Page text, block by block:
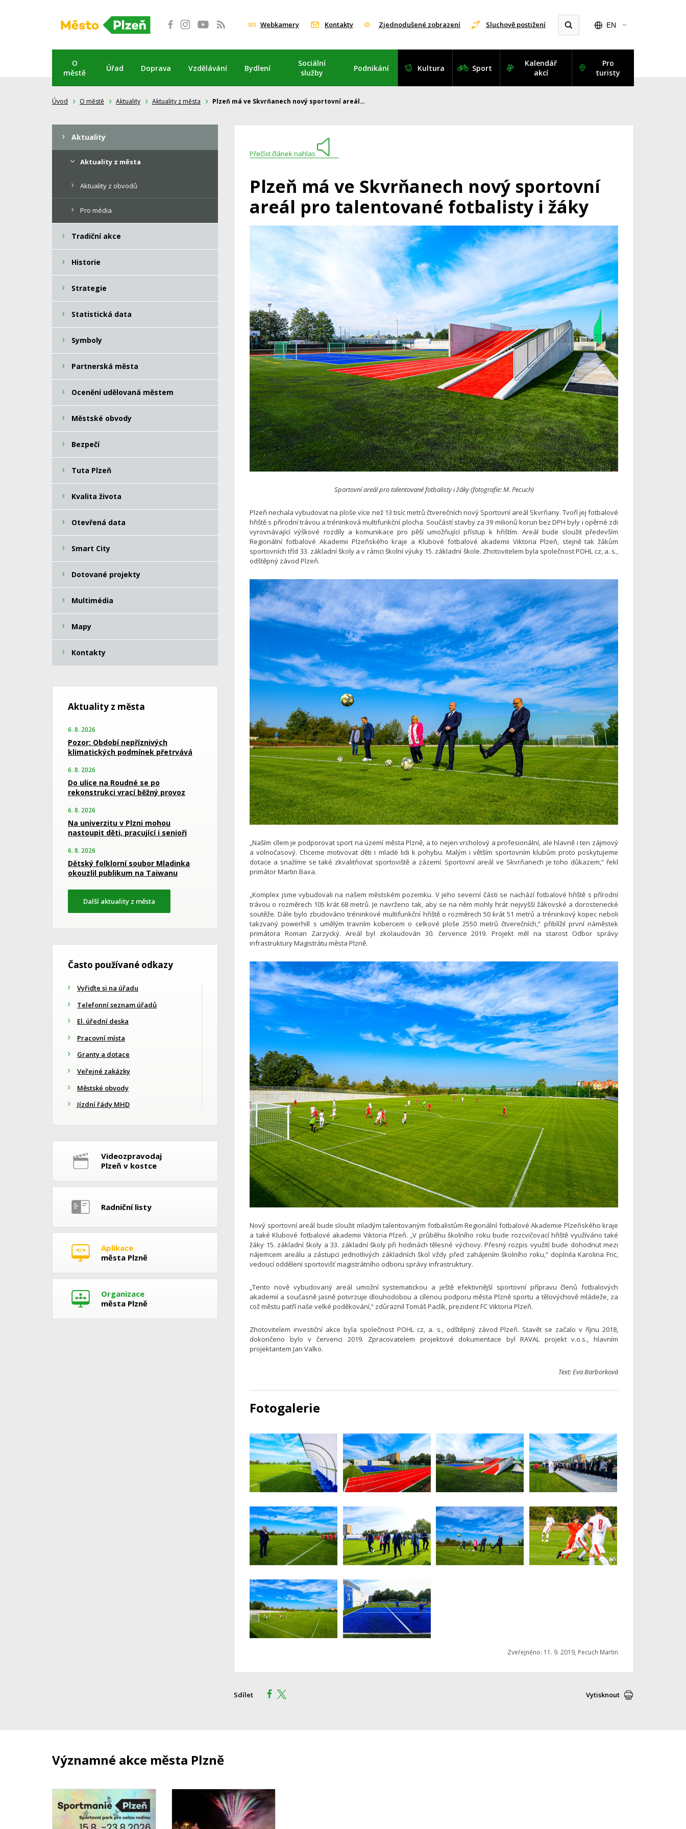
Webkamery Kontakty Zjednodušené zobrazení Sluchově postižení EN
O
městě
Úřad Doprava Vzdělávání Bydlení
Sociální
služby
Podnikání Kultura Sport
Kalendář
akcí
Pro
turisty
Úvod O městě Aktuality Aktuality z města Plzeň má ve Skvrňanech nový sportovní areál…
Přečíst článek nahlas
Plzeň má ve Skvrňanech nový sportovní
areál pro talentované fotbalisty i žáky
Sportovní areál pro talentované fotbalisty i žáky (fotografie: M. Pecuch)
Plzeň nechala vybudovat na ploše více než 13 tisíc metrů čtverečních nový Sportovní areál Skvrňany. Tvoří jej fotbalové
hřiště s přírodní trávou a tréninková multifunkční plocha. Součástí stavby za 39 milionů korun bez DPH byly i opěrné zdi
vyrovnávající výškové rozdíly a komunikace pro pěší umožňující přístup k hřištím. Areál bude sloužit především
Regionální fotbalové Akademii Plzeňského kraje a Klubové fotbalové akademii Viktoria Plzeň, stejně tak žákům
sportovních tříd 33. základní školy a v rámci školní výuky 15. základní škole. Zhotovitelem byla společnost POHL cz, a. s.,
odštěpný závod Plzeň.
„Naším cílem je podporovat sport na území města Plzně, a to nejen vrcholový a profesionální, ale hlavně i ten zájmový
a volnočasový. Chceme motivovat děti i mladé lidi k pohybu. Malým i větším sportovním klubům proto poskytujeme
dotace a snažíme se také zkvalitňovat sportoviště a zázemí. Sportovní areál ve Skvrňanech je toho důkazem,“ řekl
primátor Martin Baxa.
„Komplex jsme vybudovali na našem městském pozemku. V jeho severní části se nachází fotbalové hřiště s přírodní
trávou o rozměrech 105 krát 68 metrů. Je navrženo tak, aby se na něm mohly hrát nejvyšší žákovské a dorostenecké
soutěže. Dále bylo zbudováno tréninkové multifunkční hřiště o rozměrech 50 krát 51 metrů a tréninkový kopec neboli
takzvaný powerhill s umělým travním kobercem o celkové ploše 2550 metrů čtverečních,“ přiblížil první náměstek
primátora Roman Zarzycký. Areál byl zkolaudován 30. července 2019. Projekt měl na starost Odbor správy
infrastruktury Magistrátu města Plzně.
Nový sportovní areál bude sloužit mladým talentovaným fotbalistům Regionální fotbalové Akademie Plzeňského kraje
a také Klubové fotbalové akademii Viktoria Plzeň. „V průběhu školního roku bude rozcvičovací hřiště využíváno také
žáky 15. základní školy a 33. základní školy při hodinách tělesné výchovy. Přesný rozpis využití bude dohodnut mezi
nájemcem areálu a zástupci jednotlivých základních škol vždy před zahájením školního roku,“ doplnila Karolina Fric,
vedoucí oddělení sportovišť magistrátního odboru správy infrastruktury.
„Tento nově vybudovaný areál umožní systematickou a ještě efektivnější sportovní přípravu členů fotbalových
akademií a současně jasně potvrzuje dlouhodobou a cílenou podporu města Plzně sportu a tělovýchově mládeže, za
což městu patří naše velké poděkování,“ zdůraznil Tomáš Paclík, prezident FC Viktoria Plzeň.
Zhotovitelem investiční akce byla společnost POHL cz, a. s., odštěpný závod Plzeň. Stavět se začalo v říjnu 2018,
dokončeno bylo v červenci 2019. Zpracovatelem projektové dokumentace byl RAVAL projekt v.o.s., hlavním
projektantem Jan Valko.
Text: Eva Barborková
Fotogalerie
Zveřejněno: 11. 9. 2019, Pecuch Martin
Sdílet Vytisknout
Aktuality
Aktuality z města
Aktuality z obvodů
Pro média
Tradiční akce
Historie
Strategie
Statistická data
Symboly
Partnerská města
Ocenění udělovaná městem
Městské obvody
Bezpečí
Tuta Plzeň
Kvalita života
Otevřená data
Smart City
Dotované projekty
Multimédia
Mapy
Kontakty
Aktuality z města
6. 8. 2026
Pozor: Období nepříznivých
klimatických podmínek přetrvává
6. 8. 2026
Do ulice na Roudné se po
rekonstrukci vrací běžný provoz
6. 8. 2026
Na univerzitu v Plzni mohou
nastoupit děti, pracující i senioři
6. 8. 2026
Dětský folklorní soubor Mladinka
okouzlil publikum na Taiwanu
Další aktuality z města
Často používané odkazy
Vyřiďte si na úřadu
Telefonní seznam úřadů
El. úřední deska
Pracovní místa
Granty a dotace
Veřejné zakázky
Městské obvody
Jízdní řády MHD
Videozpravodaj
Plzeň v kostce
Radniční listy
Aplikace
města Plzně
Organizace
města Plzně
Významné akce města Plzně